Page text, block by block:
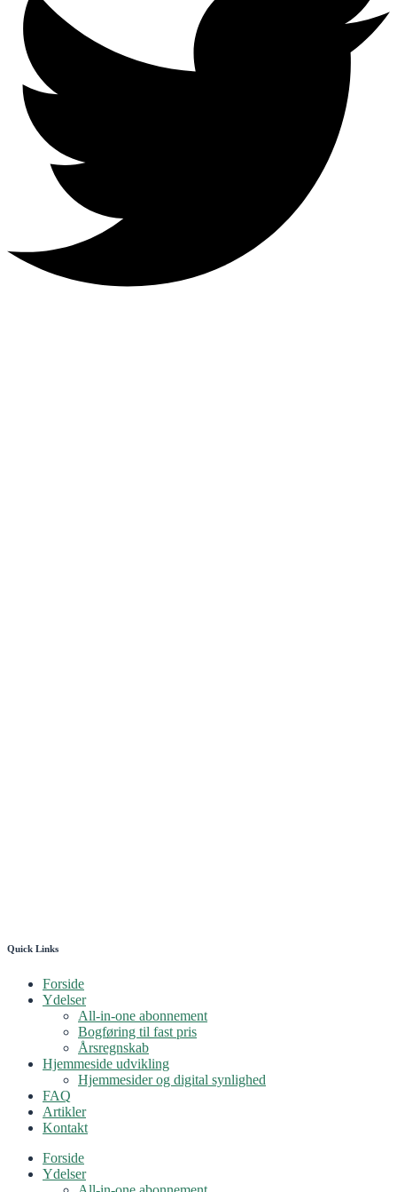
Quick Links
Forside
Ydelser
All-in-one abonnement
Bogføring til fast pris
Årsregnskab
Hjemmeside udvikling
Hjemmesider og digital synlighed
FAQ
Artikler
Kontakt
Forside
Ydelser